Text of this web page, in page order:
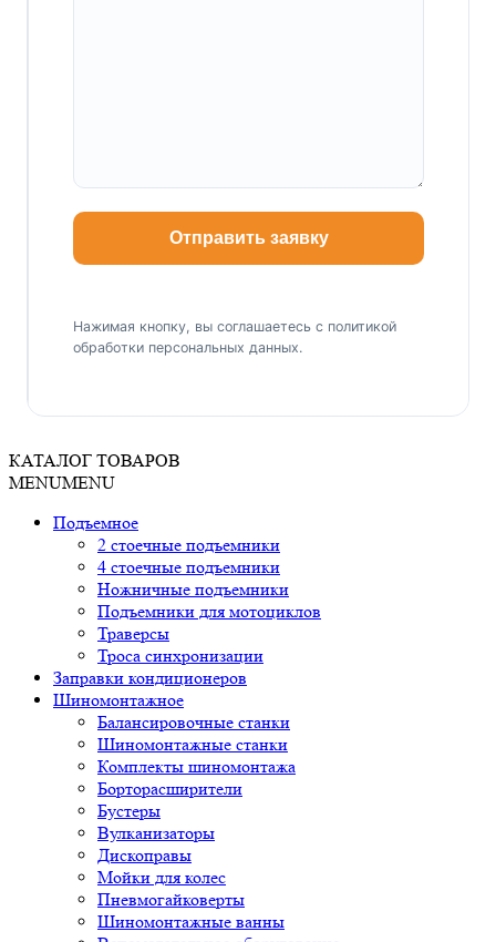
Нажимая кнопку, вы соглашаетесь с политикой
обработки персональных данных.
КАТАЛОГ ТОВАРОВ
MENUMENU
Подъемное
2 стоечные подъемники
4 стоечные подъемники
Ножничные подъемники
Подъемники для мотоциклов
Траверсы
Троса синхронизации
Заправки кондиционеров
Шиномонтажное
Балансировочные станки
Шиномонтажные станки
Комплекты шиномонтажа
Борторасширители
Бустеры
Вулканизаторы
Дископравы
Мойки для колес
Пневмогайковерты
Шиномонтажные ванны